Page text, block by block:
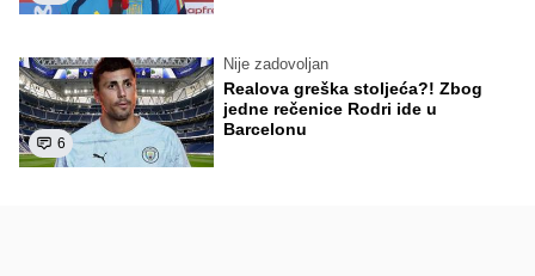
6
Nije zadovoljan
Realova greška stoljeća?! Zbog
jedne rečenice Rodri ide u
Barcelonu